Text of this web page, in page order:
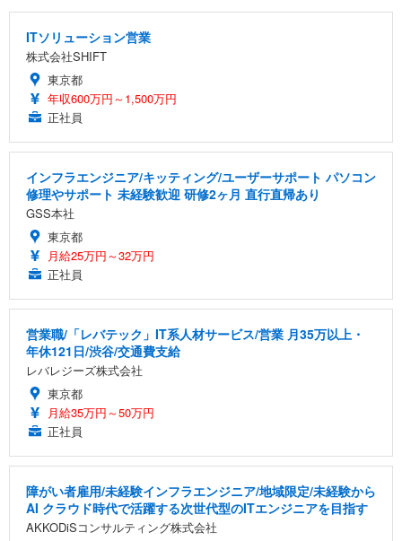
ITソリューション営業
株式会社SHIFT
東京都
年収600万円～1,500万円
正社員
インフラエンジニア/キッティング/ユーザーサポート パソコン
修理やサポート 未経験歓迎 研修2ヶ月 直行直帰あり
GSS本社
東京都
月給25万円～32万円
正社員
営業職/「レバテック」IT系人材サービス/営業 月35万以上・
年休121日/渋谷/交通費支給
レバレジーズ株式会社
東京都
月給35万円～50万円
正社員
障がい者雇用/未経験インフラエンジニア/地域限定/未経験から
AI クラウド時代で活躍する次世代型のITエンジニアを目指す
AKKODiSコンサルティング株式会社